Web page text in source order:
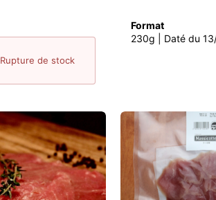
Rupture de stock
Format
230g | Daté du